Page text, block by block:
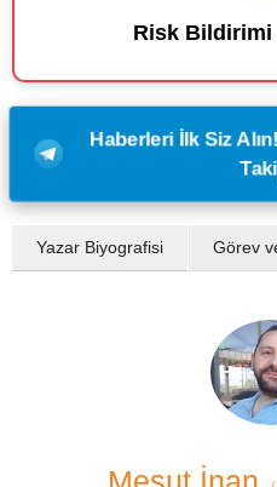
Risk Bildirimi
Haberleri İlk Siz
Yazar Biyografisi Görev